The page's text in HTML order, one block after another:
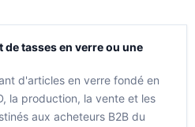
tasses en verre ou une
d'articles en verre fondé en
la production, la vente et les
aux acheteurs B2B du